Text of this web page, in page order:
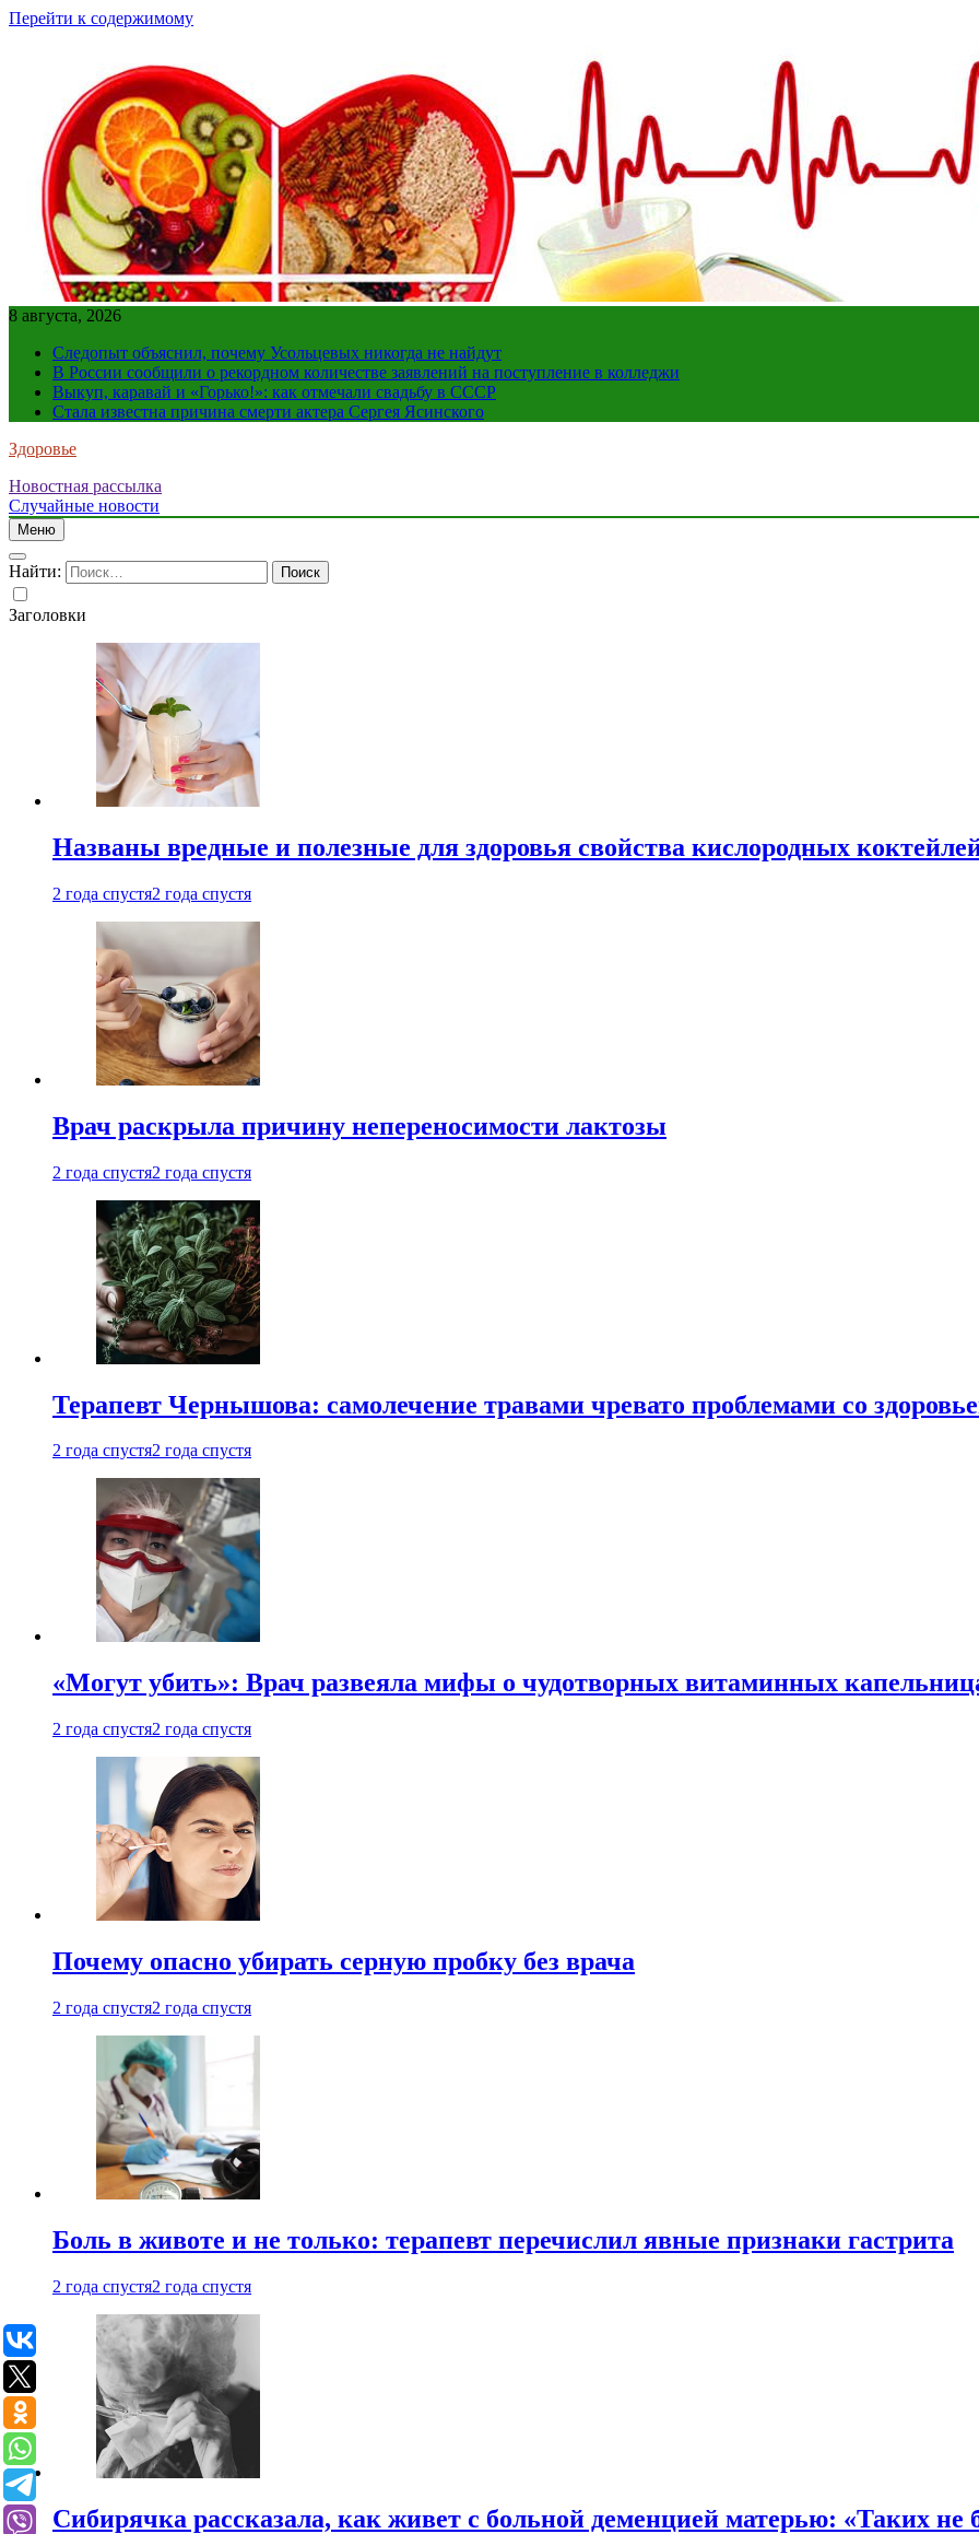
Перейти к содержимому
8 августа, 2026
Следопыт объяснил, почему Усольцевых никогда не найдут
В России сообщили о рекордном количестве заявлений на поступление в колледжи
Выкуп, каравай и «Горько!»: как отмечали свадьбу в СССР
Стала известна причина смерти актера Сергея Ясинского
Здоровье
Новостная рассылка
Случайные новости
Меню
Найти:
Заголовки
Названы вредные и полезные для здоровья свойства кислородных
2 года спустя2 года спустя
Врач раскрыла причину непереносимости лактозы
2 года спустя2 года спустя
Терапевт Чернышова: самолечение травами чревато проблемами со
2 года спустя2 года спустя
«Могут убить»: Врач развеяла мифы о чудотворных витаминных
2 года спустя2 года спустя
Почему опасно убирать серную пробку без врача
2 года спустя2 года спустя
Боль в животе и не только: терапевт перечислил явные признаки гастрита
2 года спустя2 года спустя
Сибирячка рассказала, как живет с больной деменцией матерью: «Таких не